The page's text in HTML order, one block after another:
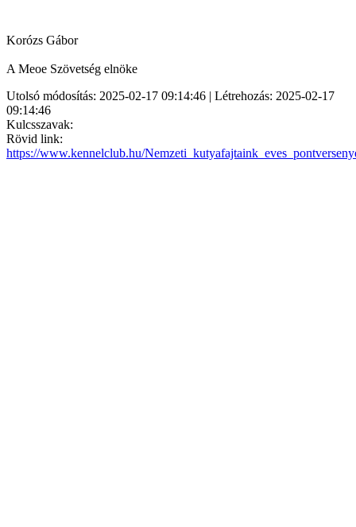
Korózs Gábor
A Meoe Szövetség elnöke
Utolsó módosítás: 2025-02-17 09:14:46 | Létrehozás: 2025-02-17
09:14:46
Kulcsszavak:
Rövid link:
https://www.kennelclub.hu/